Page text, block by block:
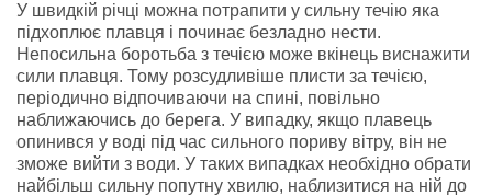
У швидкій річці можна потрапити у сильну течію яка
підхоплює плавця і починає безладно нести.
Непосильна боротьба з течією може вкінець виснажити
сили плавця. Тому розсудливіше плисти за течією,
періодично відпочиваючи на спині, повільно
наближаючись до берега. У випадку, якщо плавець
опинився у воді під час сильного пориву вітру, він не
зможе вийти з води. У таких випадках необхідно обрати
найбільш сильну попутну хвилю, наблизитися на ній до